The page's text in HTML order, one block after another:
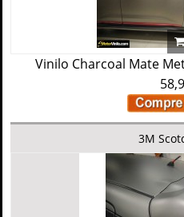
Vinilo Charcoal Mate
3M